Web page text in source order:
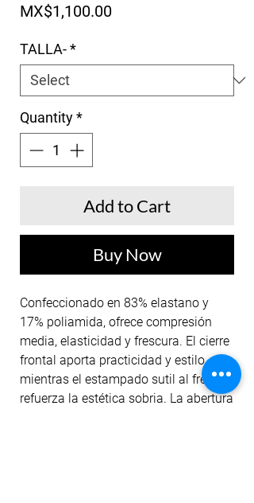
MX$1,100.00Price
TALLA-*
Quantity*
Add to Cart
Buy Now
Confeccionado en 83% elastano y
17% poliamida, ofrece compresión
media, elasticidad y frescura. El cierre
frontal aporta practicidad y estilo,
mientras el estampado sutil al frente
refuerza la estética sobria. La abertura